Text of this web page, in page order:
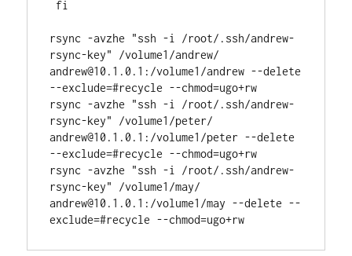
old
files
with
index
code,
rsync
data
rsync -avzhe "ssh -i /root/.ssh/andrew-
rsync-key" /volume1/andrew/
andrew@10.1.0.1:/volume1/andrew --delete
--exclude=#recycle --chmod=ugo+rw
rsync -avzhe "ssh -i /root/.ssh/andrew-
rsync-key" /volume1/peter/
andrew@10.1.0.1:/volume1/peter --delete
--exclude=#recycle --chmod=ugo+rw
rsync -avzhe "ssh -i /root/.ssh/andrew-
rsync-key" /volume1/may/
andrew@10.1.0.1:/volume1/may --delete --